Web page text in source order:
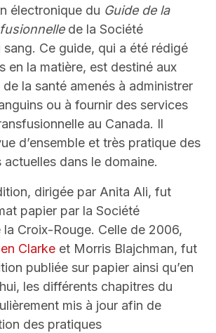
électronique du Guide de la
de la Société
sang. Ce guide, qui a été rédigé
en la matière, est destiné aux
la santé amenés à administrer
ou à fournir des services
au Canada. Il
d’ensemble et très pratique des
actuelles dans le domaine.
dirigée par Anita Ali, fut
papier par la Société
la Croix-Rouge. Celle de 2006,
Clarke et Morris Blajchman, fut
publiée sur papier ainsi qu’en
les différents chapitres du
mis à jour afin de
des pratiques